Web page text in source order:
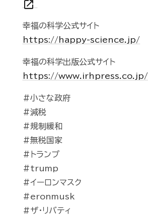
open_in_new
幸福の科学公式サイト
https://happy-science.jp/
幸福の科学出版公式サイト
https://www.irhpress.co.jp/
#小さな政府
#減税
#規制緩和
#無税国家
#トランプ
#trump
#イーロンマスク
#eronmusk
#ザ・リバティ